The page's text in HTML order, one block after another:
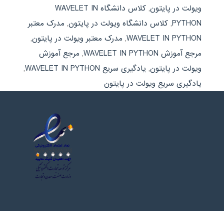
ویولت در پایتون,
کلاس دانشگاه WAVELET IN
PYTHON
, کلاس دانشگاه ویولت در پایتون, مدرک معتبر
WAVELET IN PYTHON
, مدرک معتبر ویولت در پایتون,
مرجع آموزش WAVELET IN PYTHON
, مرجع آموزش
ویولت در پایتون, یادگیری سریع WAVELET IN PYTHON
,
یادگیری سریع ویولت در پایتون